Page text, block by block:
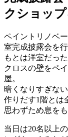
クショッ
ペイントリノベ
室完成披露会を行
もとは洋室だっ
クロスの壁をペ
屋。
暗くなりすぎな
作りだす1階とは
思わずため息を
当日は20名以上